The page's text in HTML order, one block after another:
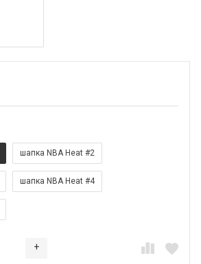
шапка NBA Heat #2
шапка NBA Heat #4
+